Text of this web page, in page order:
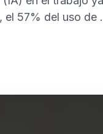
el 57% del uso de